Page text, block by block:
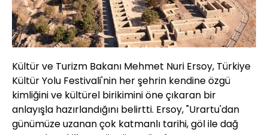
Kültür ve Turizm Bakanı Mehmet Nuri Ersoy, Türkiye
Kültür Yolu Festivali'nin her şehrin kendine özgü
kimliğini ve kültürel birikimini öne çıkaran bir
anlayışla hazırlandığını belirtti. Ersoy, "Urartu'dan
günümüze uzanan çok katmanlı tarihi, göl ile dağ